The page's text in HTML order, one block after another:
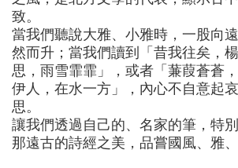
致。
當我們聽說大雅、小雅時，一股向
然而升；當我們讀到「昔我往矣，
思，雨雪霏霏」，或者「蒹葭蒼蒼
伊人，在水一方」，內心不自意起
思。
讓我們透過自己的、名家的筆，特
那遠古的詩經之美，品嘗國風、雅、